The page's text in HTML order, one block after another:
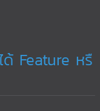
Feature หรื